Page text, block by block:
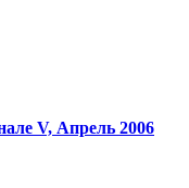
V, Апрель 2006